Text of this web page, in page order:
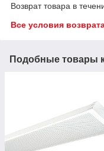
Возврат товара в
Все условия
Подобные товары